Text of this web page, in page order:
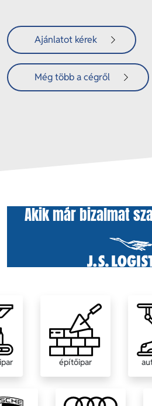
Ajánlatot kérek
Még több a cégről
Akik már bizalmat
építőipar